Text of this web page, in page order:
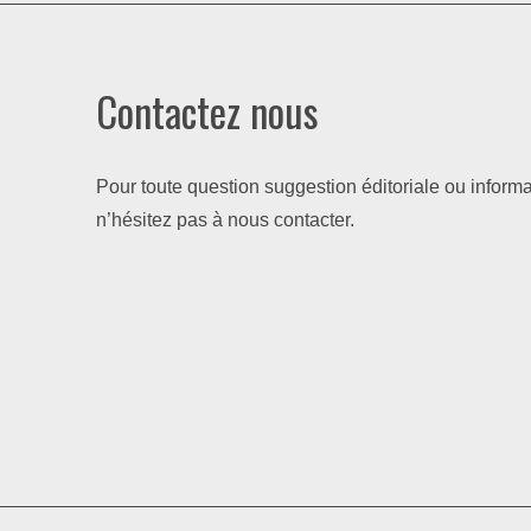
Contactez nous
Pour toute question suggestion éditoriale ou
n’hésitez pas à nous contacter.